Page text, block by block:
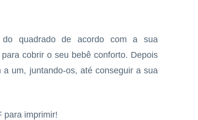
do quadrado de acordo com a sua
cobrir o seu bebê conforto. Depois
um, juntando-os, até conseguir a sua
para imprimir!